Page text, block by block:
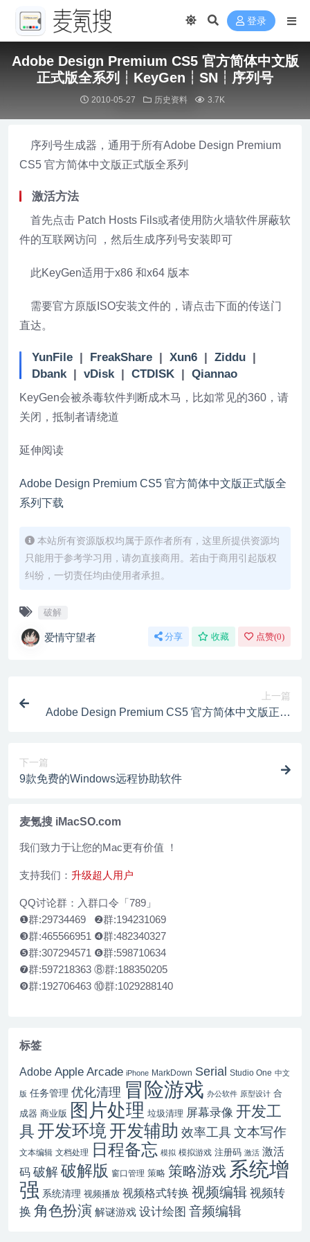
登录
Adobe Design Premium CS5 官方简体中文版
正式版全系列┆KeyGen┆SN┆序列号
2010-05-27 历史资料 3.7K
序列号生成器，通用于所有Adobe Design Premium
CS5 官方简体中文版正式版全系列
激活方法
首先点击 Patch Hosts Fils或者使用防火墙软件屏蔽软
件的互联网访问 ，然后生成序列号安装即可
此KeyGen适用于x86 和x64 版本
需要官方原版ISO安装文件的，请点击下面的传送门
直达。
YunFile | FreakShare | Xun6 | Ziddu |
Dbank| vDisk| CTDISK | Qiannao
KeyGen会被杀毒软件判断成木马，比如常见的360，请
关闭，抵制者请绕道
延伸阅读
Adobe Design Premium CS5 官方简体中文版正式版全
系列下载
本站所有资源版权均属于原作者所有，这里所提供资源均
只能用于参考学习用，请勿直接商用。若由于商用引起版权
纠纷，一切责任均由使用者承担。
破解
爱情守望者 分享 收藏 点赞(0)
上一篇
Adobe Design Premium CS5 官方简体中文版正式
下一篇
9款免费的Windows远程协助软件
麦氪搜 iMacSO.com
我们致力于让您的Mac更有价值 ！
支持我们： 升级超人用户
QQ讨论群：入群口令「789」
❶群:29734469 ❷群:194231069
❸群:465566951 ❹群:482340327
❺群:307294571 ❻群:598710634
❼群:597218363 ⑧群:188350205
❾群:192706463 ⑩群:1029288140
标签
Adobe Apple Arcade iPhone MarkDown Serial Studio One 中文
版 任务管理 优化清理 冒险游戏 办公软件 原型设计 合
成器 商业版 图片处理 垃圾清理 屏幕录像 开发工
具 开发环境开发辅助 效率工具 文本写作
文本编辑 文档处理 日程备忘 模拟 模拟游戏 注册码 激活 激活
码 破解破解版 窗口管理 策略 策略游戏 系统增
强 系统清理 视频播放 视频格式转换 视频编辑 视频转
换 角色扮演 解谜游戏 设计绘图 音频编辑